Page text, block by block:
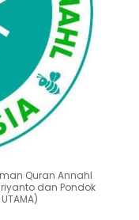
Quran Annahl
dan Pondok